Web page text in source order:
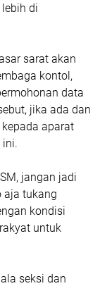
di
sarat akan
kontol,
data
jika ada dan
aparat
ini.
jangan jadi
aja tukang
kondisi
untuk
seksi dan